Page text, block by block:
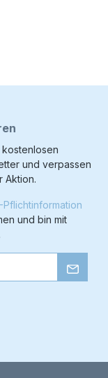
und verpassen
Aktion.
Pflichtinformation
und bin mit